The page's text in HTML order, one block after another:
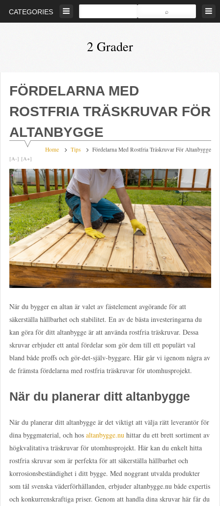
CATEGORIES
2 Grader
biologiska
FÖRDELARNA MED
ROSTFRIA TRÄSKRUVAR FÖR
ALTANBYGGE
Home Tips Fördelarna Med Rostfria Träskruvar För Altanbygge
[A-] [A+]
När du bygger en altan är valet av fästelement avgörande för att
säkerställa hållbarhet och stabilitet. En av de bästa investeringarna du
kan göra för ditt altanbygge är att använda rostfria träskruvar. Dessa
skruvar erbjuder ett antal fördelar som gör dem till ett populärt val
bland både proffs och gör-det-själv-byggare. Här går vi igenom några av
de främsta fördelarna med rostfria träskruvar för utomhusprojekt.
När du planerar ditt altanbygge
När du planerar ditt altanbygge är det viktigt att välja rätt leverantör för
dina byggmaterial, och hos altanbygge.nuhittar du ett brett sortiment av
högkvalitativa träskruvar för utomhusprojekt. Här kan du enkelt hitta
rostfria skruvar som är perfekta för att säkerställa hållbarhet och
korrosionsbeständighet i ditt bygge. Med noggrant utvalda produkter
som tål svenska väderförhållanden, erbjuder altanbygge.nu både expertis
och konkurrenskraftiga priser. Genom att handla dina skruvar här får du